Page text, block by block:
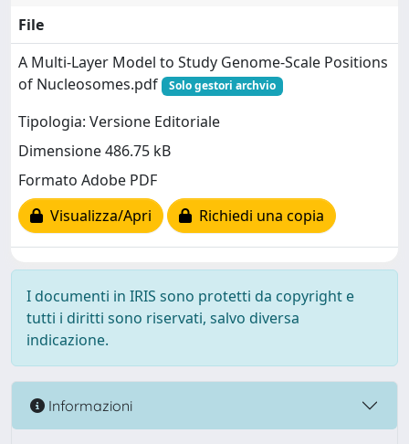
File
A Multi-Layer Model to Study Genome-Scale Positions
of Nucleosomes.pdf
Solo gestori archvio
Tipologia: Versione Editoriale
Dimensione 486.75 kB
Formato Adobe PDF
Visualizza/Apri
Richiedi una copia
I documenti in IRIS sono protetti da copyright e
tutti i diritti sono riservati, salvo diversa
indicazione.
Informazioni